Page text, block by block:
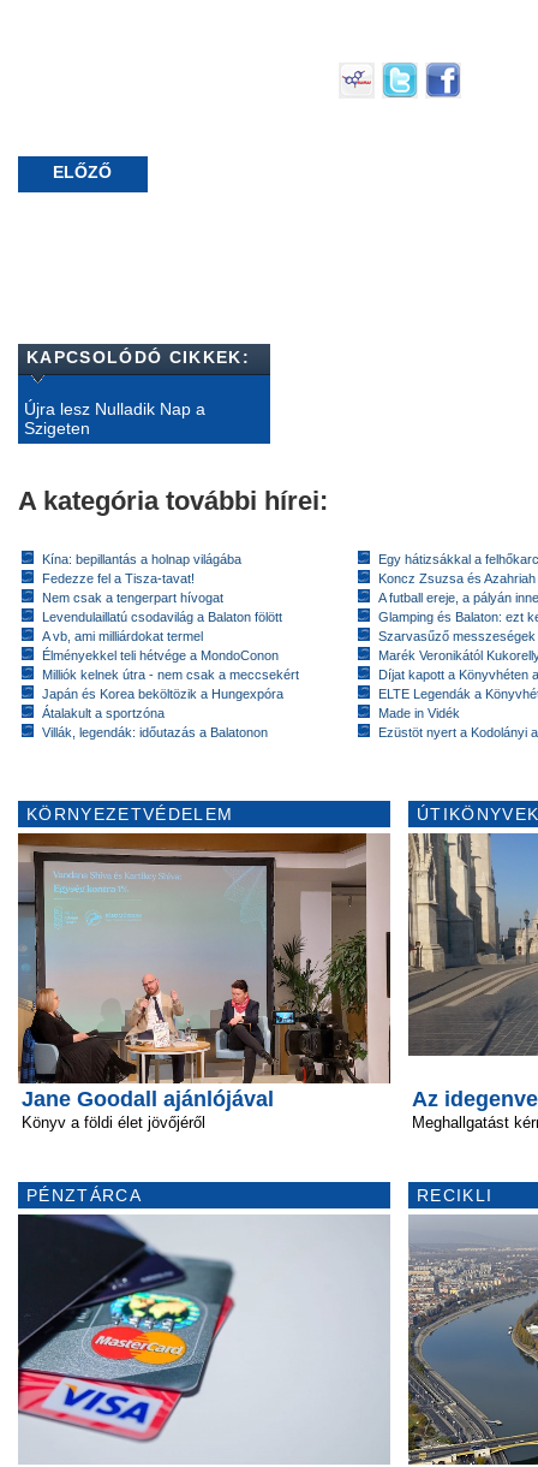
ELŐZŐ
KAPCSOLÓDÓ CIKKEK:
Újra lesz Nulladik Nap a
Szigeten
A kategória további hírei:
Kína: bepillantás a holnap világába
Fedezze fel a Tisza-tavat!
Nem csak a tengerpart hívogat
Levendulaillatú csodavilág a Balaton fölött
A vb, ami milliárdokat termel
Élményekkel teli hétvége a MondoConon
Milliók kelnek útra - nem csak a meccsekért
Japán és Korea beköltözik a Hungexpóra
Átalakult a sportzóna
Villák, legendák: időutazás a Balatonon
Egy hátizsákkal a
Koncz Zsuzsa és
A futball ereje, a pályán
Glamping és Balaton: ezt
Szarvasűző messzeségek
Marék Veronikától
Díjat kapott a Könyvhéten
ELTE Legendák a
Made in Vidék
Ezüstöt nyert a Kodolányi
KÖRNYEZETVÉDELEM
Jane Goodall ajánlójával
Könyv a földi élet jövőjéről
PÉNZTÁRCA
Az
Meghallgatást
RECIKLI